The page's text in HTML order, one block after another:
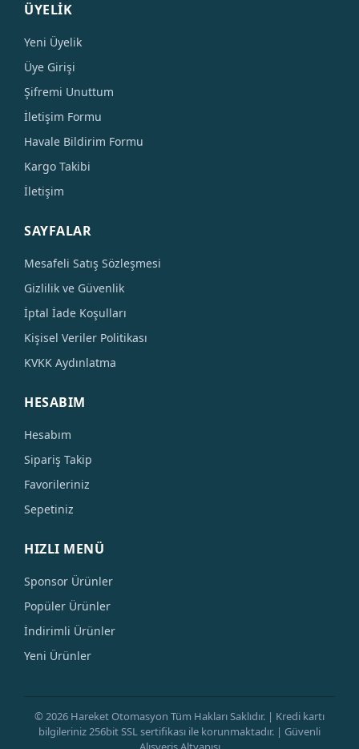
ÜYELİK
Yeni Üyelik
Üye Girişi
Şifremi Unuttum
İletişim Formu
Havale Bildirim Formu
Kargo Takibi
İletişim
SAYFALAR
Mesafeli Satış Sözleşmesi
Gizlilik ve Güvenlik
İptal İade Koşulları
Kişisel Veriler Politikası
KVKK Aydınlatma
HESABIM
Hesabım
Sipariş Takip
Favorileriniz
Sepetiniz
HIZLI MENÜ
Sponsor Ürünler
Popüler Ürünler
İndirimli Ürünler
Yeni Ürünler
© 2026 Hareket Otomasyon Tüm Hakları Saklıdır. | Kredi kartı
bilgileriniz 256bit SSL sertifikası ile korunmaktadır. | Güvenli